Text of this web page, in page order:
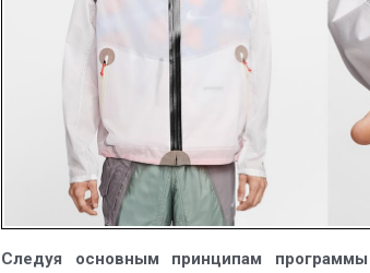
Следуя основным принципам программы